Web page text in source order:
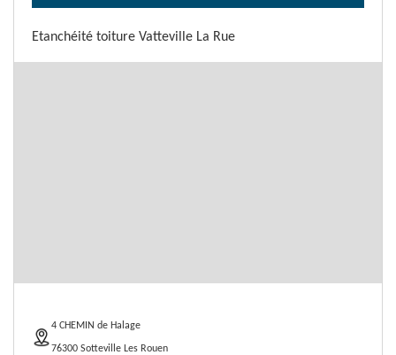
Etanchéité toiture Vatteville La Rue
4 CHEMIN de Halage
76300 Sotteville Les Rouen